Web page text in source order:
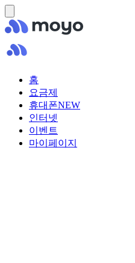
홈
요금제
휴대폰NEW
인터넷
이벤트
마이페이지